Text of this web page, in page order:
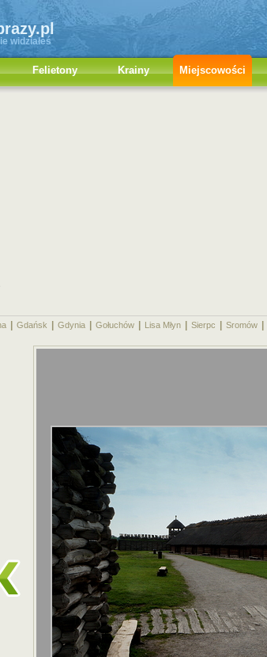
widziałeś
Felietony Krainy Miejscowości
Gdańsk Gdynia Gołuchów Lisa Młyn Sierpc Sromów